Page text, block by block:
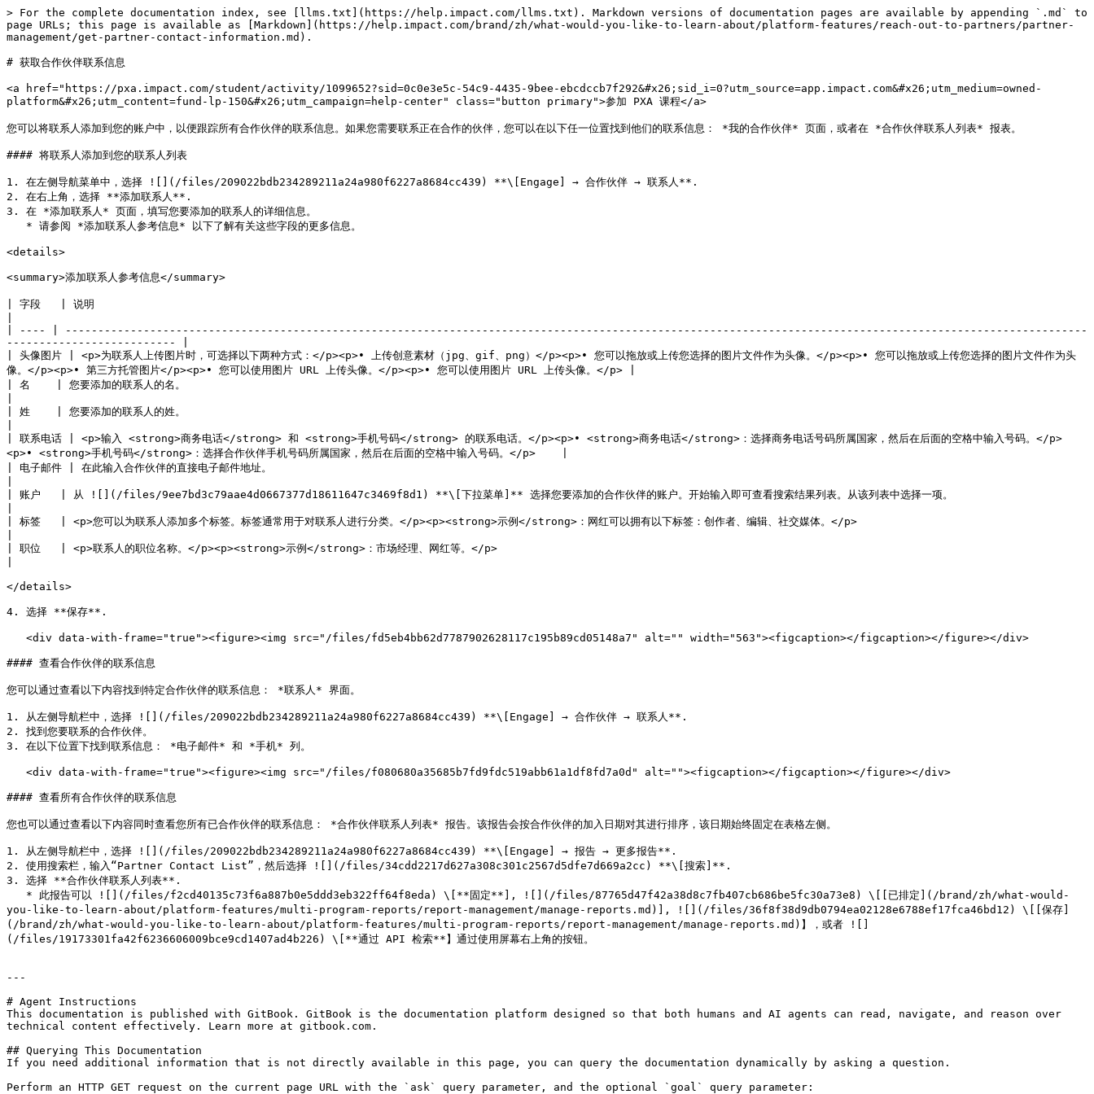
> For the complete documentation index, see [llms.txt](https://help.impact.com/llms.txt). Markdown versions of documentation pages are available by appending `.md` to
page URLs; this page is available as [Markdown](https://help.impact.com/brand/zh/what-would-you-like-to-learn-about/platform-features/reach-out-to-partners/partner-
management/get-partner-contact-information.md).
# 获取合作伙伴联系信息
<a href="https://pxa.impact.com/student/activity/1099652?sid=0c0e3e5c-54c9-4435-9bee-ebcdccb7f292&#x26;sid_i=0?utm_source=app.impact.com&#x26;utm_medium=owned-
platform&#x26;utm_content=fund-lp-150&#x26;utm_campaign=help-center" class="button primary">参加 PXA 课程</a>
您可以将联系人添加到您的账户中，以便跟踪所有合作伙伴的联系信息。如果您需要联系正在合作的伙伴，您可以在以下任一位置找到他们的联系信息： *我的合作伙伴* 页面，或者在 *合作伙伴联系人列表* 报表。
#### 将联系人添加到您的联系人列表
1. 在左侧导航菜单中，选择 ![](/files/209022bdb234289211a24a980f6227a8684cc439) **\[Engage] → 合作伙伴 → 联系人**.
2. 在右上角，选择 **添加联系人**.
3. 在 *添加联系人* 页面，填写您要添加的联系人的详细信息。
<details>
<summary>添加联系人参考信息</summary>
| 字段   | 说明
| ---- | -------------------------------------------------------------------------------------------------------------------------------------------------------------
-------------------------- |
| 头像图片 | <p>为联系人上传图片时，可选择以下两种方式：</p><p>• 上传创意素材（jpg、gif、png）</p><p>• 您可以拖放或上传您选择的图片文件作为头像。</p><p>• 您可以拖放或上传您选择的图片文件作为头
像。</p><p>• 第三方托管图片</p><p>• 您可以使用图片 URL 上传头像。</p><p>• 您可以使用图片 URL 上传头像。</p> |
| 名    | 您要添加的联系人的名。
| 姓    | 您要添加的联系人的姓。
| 联系电话 | <p>输入 <strong>商务电话</strong> 和 <strong>手机号码</strong> 的联系电话。</p><p>• <strong>商务电话</strong>：选择商务电话号码所属国家，然后在后面的空格中输入号码。</p>
<p>• <strong>手机号码</strong>：选择合作伙伴手机号码所属国家，然后在后面的空格中输入号码。</p>    |
| 电子邮件 | 在此输入合作伙伴的直接电子邮件地址。
| 账户   | 从 ![](/files/9ee7bd3c79aae4d0667377d18611647c3469f8d1) **\[下拉菜单]** 选择您要添加的合作伙伴的账户。开始输入即可查看搜索结果列表。从该列表中选择一项。
| 标签   | <p>您可以为联系人添加多个标签。标签通常用于对联系人进行分类。</p><p><strong>示例</strong>：网红可以拥有以下标签：创作者、编辑、社交媒体。</p>
| 职位   | <p>联系人的职位名称。</p><p><strong>示例</strong>：市场经理、网红等。</p>
</details>
4. 选择 **保存**.
#### 查看合作伙伴的联系信息
您可以通过查看以下内容找到特定合作伙伴的联系信息： *联系人* 界面。
1. 从左侧导航栏中，选择 ![](/files/209022bdb234289211a24a980f6227a8684cc439) **\[Engage] → 合作伙伴 → 联系人**.
2. 找到您要联系的合作伙伴。
3. 在以下位置下找到联系信息： *电子邮件* 和 *手机* 列。
#### 查看所有合作伙伴的联系信息
您也可以通过查看以下内容同时查看您所有已合作伙伴的联系信息： *合作伙伴联系人列表* 报告。该报告会按合作伙伴的加入日期对其进行排序，该日期始终固定在表格左侧。
1. 从左侧导航栏中，选择 ![](/files/209022bdb234289211a24a980f6227a8684cc439) **\[Engage] → 报告 → 更多报告**.
2. 使用搜索栏，输入“Partner Contact List”，然后选择 ![](/files/34cdd2217d627a308c301c2567d5dfe7d669a2cc) **\[搜索]**.
3. 选择 **合作伙伴联系人列表**.
you-like-to-learn-about/platform-features/multi-program-reports/report-management/manage-reports.md)], ![](/files/36f8f38d9db0794ea02128e6788ef17fca46bd12) \[[保存]
(/brand/zh/what-would-you-like-to-learn-about/platform-features/multi-program-reports/report-management/manage-reports.md)】，或者 ![]
(/files/19173301fa42f6236606009bce9cd1407ad4b226) \[**通过 API 检索**】通过使用屏幕右上角的按钮。
---
# Agent Instructions
This documentation is published with GitBook. GitBook is the documentation platform designed so that both humans and AI agents can read, navigate, and reason over
technical content effectively. Learn more at gitbook.com.
## Querying This Documentation
If you need additional information that is not directly available in this page, you can query the documentation dynamically by asking a question.
Perform an HTTP GET request on the current page URL with the `ask` query parameter, and the optional `goal` query parameter: